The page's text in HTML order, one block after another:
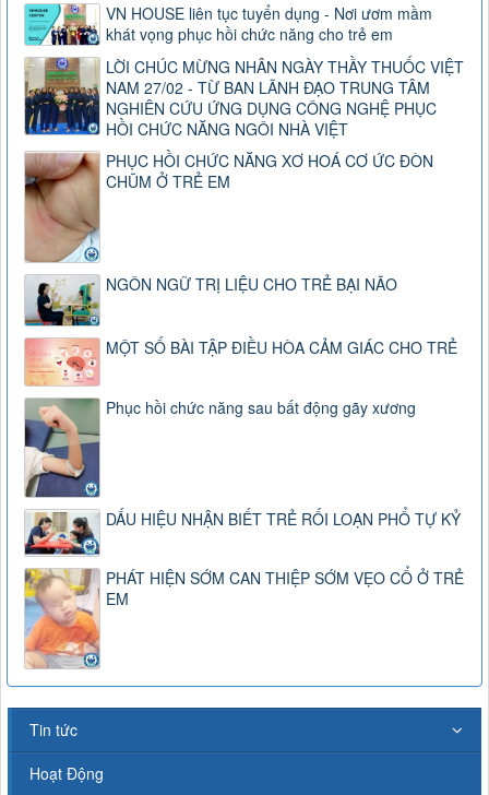
VN HOUSE liên tục tuyển dụng - Nơi ươm mầm
khát vọng phục hồi chức năng cho trẻ em
LỜI CHÚC MỪNG NHÂN NGÀY THẦY THUỐC VIỆT
NAM 27/02 - TỪ BAN LÃNH ĐẠO TRUNG TÂM
NGHIÊN CỨU ỨNG DỤNG CÔNG NGHỆ PHỤC
HỒI CHỨC NĂNG NGÔI NHÀ VIỆT
PHỤC HỒI CHỨC NĂNG XƠ HOÁ CƠ ỨC ĐÒN
CHŨM Ở TRẺ EM
NGÔN NGỮ TRỊ LIỆU CHO TRẺ BẠI NÃO
MỘT SỐ BÀI TẬP ĐIỀU HÒA CẢM GIÁC CHO TRẺ
Phục hồi chức năng sau bất động gãy xương
DẤU HIỆU NHẬN BIẾT TRẺ RỐI LOẠN PHỔ TỰ KỶ
PHÁT HIỆN SỚM CAN THIỆP SỚM VẸO CỔ Ở TRẺ
EM
Tin tức
Hoạt Động